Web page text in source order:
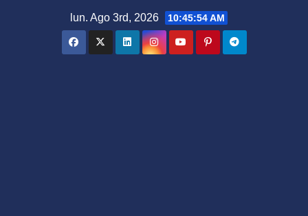
lun. Ago 3rd, 2026 10:45:54 AM